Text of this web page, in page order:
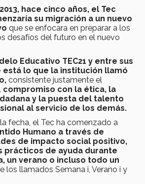
hace cinco años, el Tec
su migración a un nuevo
que se enfocara en preparar a los
desafíos del futuro en el nuevo
Educativo TEC21 y entre sus
lo que la institución llamó
consistente justamente el
compromiso con la ética, la
y la puesta del talento
al servicio de los demás.
fecha, el Tec ha comenzado a
Humano a través de
de impacto social positivo,
prácticos de ayuda durante
un verano o incluso todo un
los llamados Semana i, Verano i y